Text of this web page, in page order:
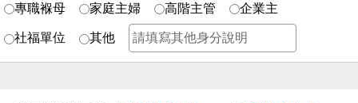
專職褓母 家庭主婦 高階主管 企業主
社福單位 其他